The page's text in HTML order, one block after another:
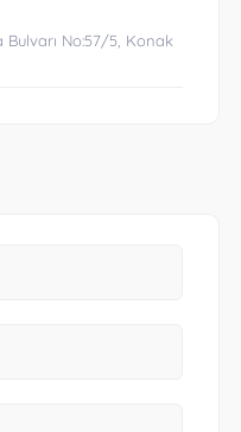
No:57/5, Konak